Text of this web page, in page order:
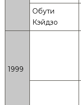
Обути
Кэйдзо
1999